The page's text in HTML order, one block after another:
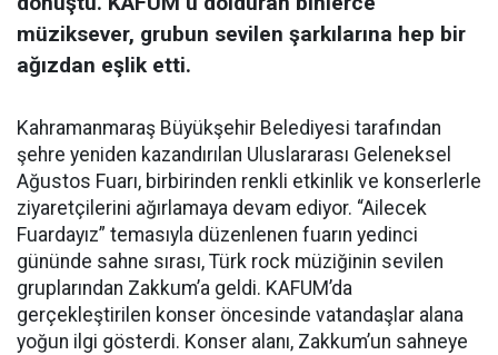
müziksever, grubun sevilen şarkılarına hep bir
ağızdan eşlik etti.
Kahramanmaraş Büyükşehir Belediyesi tarafından
şehre yeniden kazandırılan Uluslararası Geleneksel
Ağustos Fuarı, birbirinden renkli etkinlik ve konserlerle
ziyaretçilerini ağırlamaya devam ediyor. “Ailecek
Fuardayız” temasıyla düzenlenen fuarın yedinci
gününde sahne sırası, Türk rock müziğinin sevilen
gruplarından Zakkum’a geldi. KAFUM’da
gerçekleştirilen konser öncesinde vatandaşlar alana
yoğun ilgi gösterdi. Konser alanı, Zakkum’un sahneye